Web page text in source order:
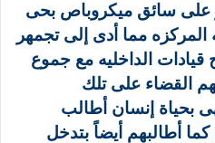
على سائق ميكروباص بحى
المركزه مما أدى إلى تجمهر
الداخليه مع جموع
القضاء على تلك
بحياة إنسان أطالب
كما أطالبهم أيضاً بتدخل